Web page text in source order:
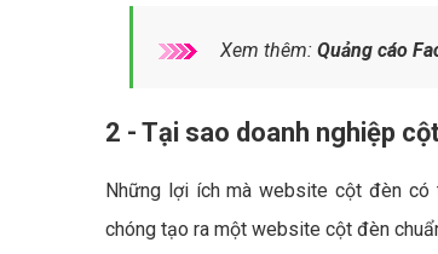
Xem thêm: Quảng cáo
2 - Tại sao doanh nghiệp
Những lợi ích mà website cột đèn có
chóng tạo ra một website cột đèn